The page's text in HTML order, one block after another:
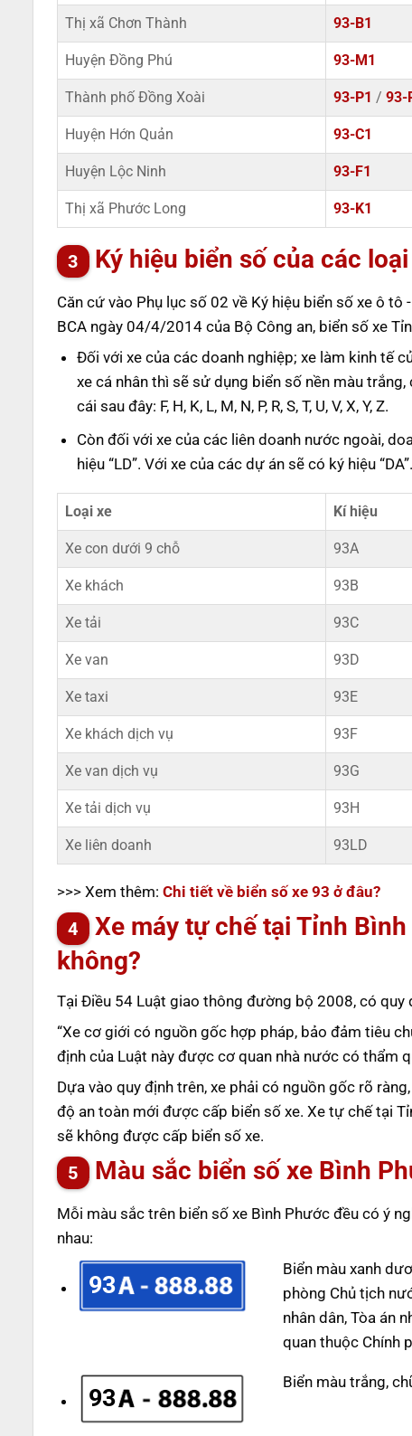
Thị xã Chơn Thành 93-B1
Huyện Đồng Phú 93-M1
Thành phố Đồng Xoài 93-P1 / 93-
Huyện Hớn Quản 93-C1
Huyện Lộc Ninh 93-F1
Thị xã Phước Long 93-K1
Ký hiệu biển số của các
Căn cứ vào Phụ lục số 02 về Ký hiệu biển số xe ô
BCA ngày 04/4/2014 của Bộ Công an, biển số xe
Đối với xe của các doanh nghiệp; xe làm kinh tế
xe cá nhân thì sẽ sử dụng biển số nền màu
cái sau đây: F, H, K, L, M, N, P, R, S, T, U, V, X, Y, Z.
Còn đối với xe của các liên doanh nước ngoài,
hiệu “LD”. Với xe của các dự án sẽ có ký hiệu
Loại xe Kí hiệu
Xe con dưới 9 chỗ 93A
Xe khách 93B
Xe tải 93C
Xe van 93D
Xe taxi 93E
Xe khách dịch vụ 93F
Xe van dịch vụ 93G
Xe tải dịch vụ 93H
Xe liên doanh 93LD
>>> Xem thêm: Chi tiết về biển số xe 93 ở đâu?
Xe máy tự chế tại Tỉnh
không?
Tại Điều 54 Luật giao thông đường bộ 2008, có quy
“Xe cơ giới có nguồn gốc hợp pháp, bảo đảm tiêu
định của Luật này được cơ quan nhà nước có thẩm
Dựa vào quy định trên, xe phải có nguồn gốc rõ
độ an toàn mới được cấp biển số xe. Xe tự chế tại
sẽ không được cấp biển số xe.
Màu sắc biển số xe Bình
Mỗi màu sắc trên biển số xe Bình Phước đều có ý
nhau:
93
Biển màu xanh
phòng Chủ tịch
nhân dân, Tòa án
quan thuộc Chính
93
Biển màu trắng,